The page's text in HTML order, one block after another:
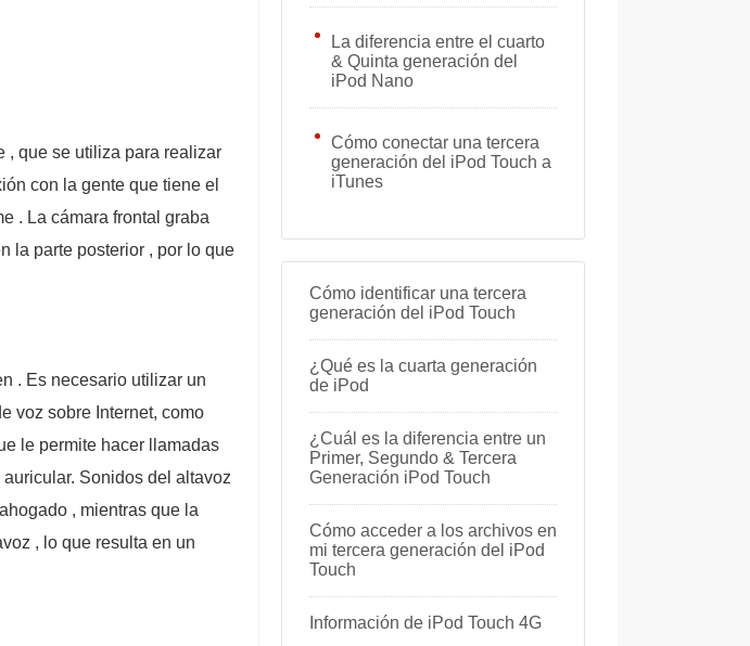
, que se utiliza para realizar
con la gente que tiene el
. La cámara frontal graba
la parte posterior , por lo que
. Es necesario utilizar un
voz sobre Internet, como
le permite hacer llamadas
Sonidos del altavoz
, mientras que la
, lo que resulta en un
La diferencia entre el cuarto
& Quinta generación del
iPod Nano
Cómo conectar una tercera
generación del iPod Touch a
iTunes
Cómo identificar una tercera
generación del iPod Touch
¿Qué es la cuarta generación
de iPod
¿Cuál es la diferencia entre un
Primer, Segundo & Tercera
Generación iPod Touch
Cómo acceder a los archivos en
mi tercera generación del iPod
Touch
Información de iPod Touch 4G